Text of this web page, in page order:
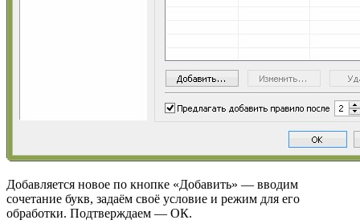
Добавляется новое по кнопке «Добавить» — вводим
сочетание букв, задаём своё условие и режим для его
обработки. Подтверждаем — ОК.